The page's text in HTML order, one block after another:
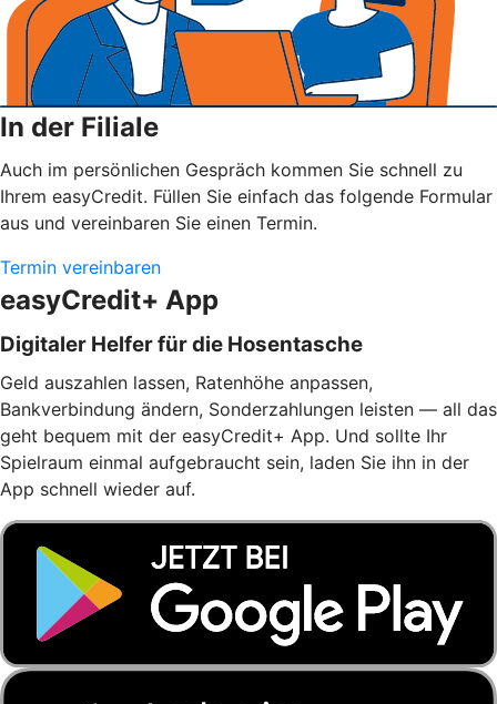
In der Filiale
Auch im persönlichen Gespräch kommen Sie schnell zu
Ihrem easyCredit. Füllen Sie einfach das folgende Formular
aus und vereinbaren Sie einen Termin.
Termin vereinbaren
easyCredit+ App
Digitaler Helfer für die Hosentasche
Geld auszahlen lassen, Ratenhöhe anpassen,
Bankverbindung ändern, Sonderzahlungen leisten — all das
geht bequem mit der easyCredit+ App. Und sollte Ihr
Spielraum einmal aufgebraucht sein, laden Sie ihn in der
App schnell wieder auf.